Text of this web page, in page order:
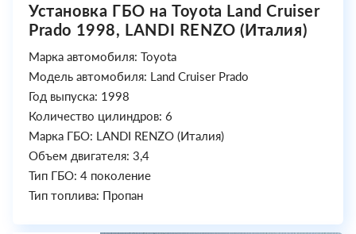
Установка ГБО на Toyota Land Cruiser
Prado 1998, LANDI RENZO (Италия)
Марка автомобиля: Toyota
Модель автомобиля: Land Cruiser Prado
Год выпуска: 1998
Количество цилиндров: 6
Марка ГБО: LANDI RENZO (Италия)
Объем двигателя: 3,4
Тип ГБО: 4 поколение
Тип топлива: Пропан